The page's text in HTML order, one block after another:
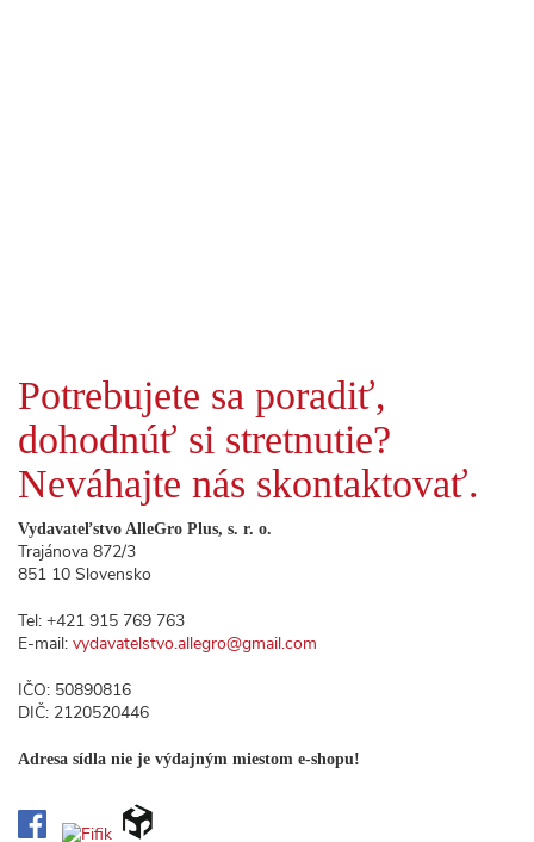
Potrebujete sa poradiť,
dohodnúť si stretnutie?
Neváhajte nás skontaktovať.
Vydavateľstvo AlleGro Plus, s. r. o.
Trajánova 872/3
851 10 Slovensko
Tel: +421 915 769 763
E-mail: vydavatelstvo.allegro@gmail.com
IČO: 50890816
DIČ: 2120520446
Adresa sídla nie je výdajným miestom e-shopu!